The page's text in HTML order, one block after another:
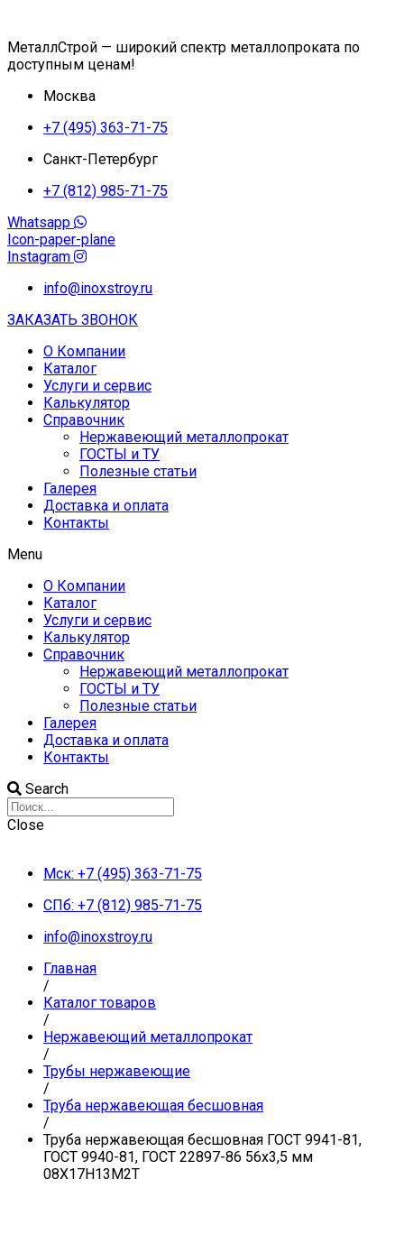
МеталлСтрой — широкий спектр металлопроката по
доступным ценам!
Москва
+7 (495) 363-71-75
Санкт-Петербург
+7 (812) 985-71-75
Whatsapp
Icon-paper-plane
Instagram
info@inoxstroy.ru
ЗАКАЗАТЬ ЗВОНОК
О Компании
Каталог
Услуги и сервис
Калькулятор
Справочник
Нержавеющий металлопрокат
ГОСТЫ и ТУ
Полезные статьи
Галерея
Доставка и оплата
Контакты
Menu
О Компании
Каталог
Услуги и сервис
Калькулятор
Справочник
Нержавеющий металлопрокат
ГОСТЫ и ТУ
Полезные статьи
Галерея
Доставка и оплата
Контакты
Search
Close
Мск: +7 (495) 363-71-75
СПб: +7 (812) 985-71-75
info@inoxstroy.ru
Главная
/
Каталог товаров
/
Нержавеющий металлопрокат
/
Трубы нержавеющие
/
Труба нержавеющая бесшовная
/
Труба нержавеющая бесшовная ГОСТ 9941-81,
ГОСТ 9940-81, ГОСТ 22897-86 56х3,5 мм
08Х17Н13М2Т